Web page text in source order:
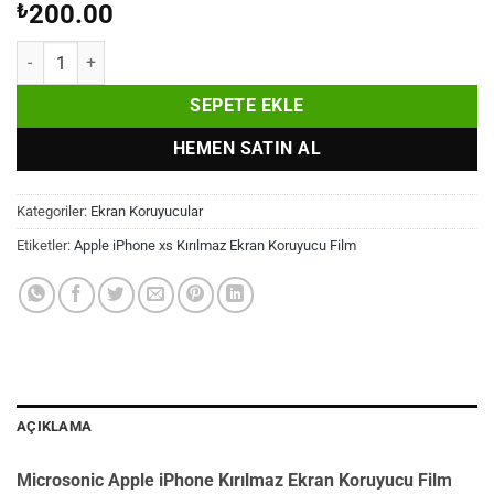
₺200.00
Apple iPhone xs Kırılmaz Ekran Koruyucu Film adet
SEPETE EKLE
HEMEN SATIN AL
Kategoriler: Ekran Koruyucular
Etiketler: Apple iPhone xs Kırılmaz Ekran Koruyucu Film
AÇIKLAMA
Microsonic Apple iPhone Kırılmaz Ekran Koruyucu Film